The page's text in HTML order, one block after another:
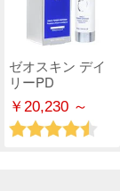
ゼオスキン デイ
リーPD
￥20,230 ～